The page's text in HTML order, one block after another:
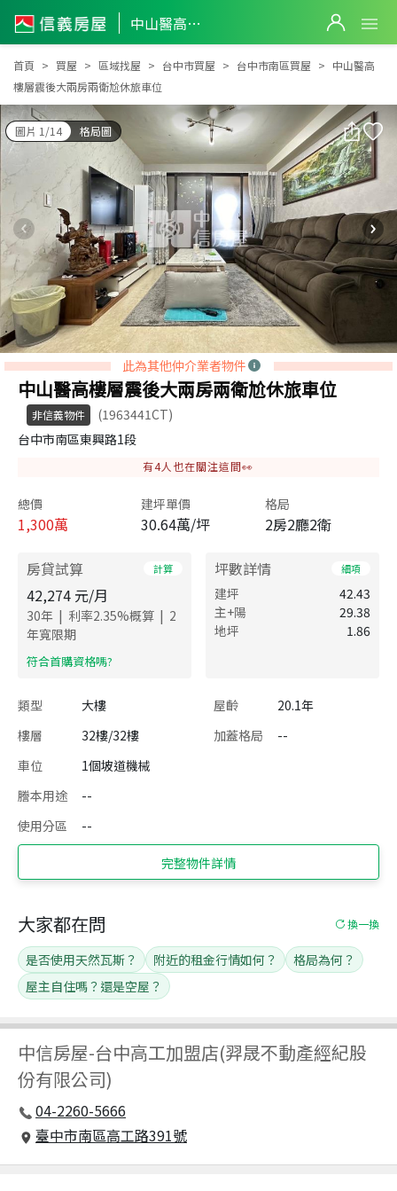
中山醫高樓層震後大兩房兩衛尬休旅車位
中山醫高樓層震後大兩房兩衛尬休旅車位
首頁 買屋 區域找屋 台中市買屋 台中市南區買屋
中山醫高
樓層震後大兩房兩衛尬休旅車位
圖片 1/14 格局圖
此為其他仲介業者物件
中山醫高樓層震後大兩房兩衛尬休旅車位
非信義物件
(1963441CT)
台中市南區東興路1段
有4人也在關注這間👀
總價
1,300萬
建坪單價
30.64萬/坪
格局
2房2廳2衛
房貸試算 計算
42,274 元/月
30年 | 利率2.35%概算 | 2
年寬限期
​符合首購資格嗎?
坪數詳情 細項
建坪
42.43
主+陽
29.38
地坪
1.86
類型 大樓 屋齡
20.1年
樓層
32樓/32樓 加蓋格局
--
車位
1個坡道機械
謄本用途
--
使用分區
--
完整物件詳情
中信房屋-台中高工加盟店(羿晟不動產經紀股
份有限公司)
04-2260-5666
臺中市南區高工路391號
大家都在問 換一換
是否使用天然瓦斯？ 附近的租金行情如何？
格局為何？
屋主自住嗎？還是空屋？